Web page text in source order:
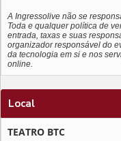
A Ingressolive não se
Toda e qualquer política de
entrada, taxas e suas
organizador responsável do
da tecnologia em si e nos
online.
Local
TEATRO BTC